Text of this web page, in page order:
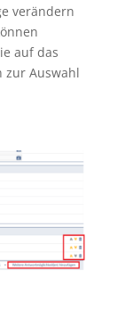
verändern
auf das
zur Auswahl